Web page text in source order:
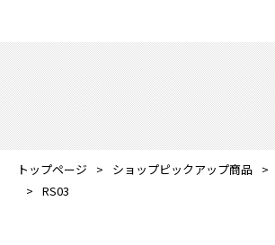
トップページ ショップピックアップ商品
RS03